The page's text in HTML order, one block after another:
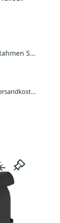
Stahl
1.232,84 € / Stück inkl. 19 % MwSt., zzgl. evtl. Versandkosten